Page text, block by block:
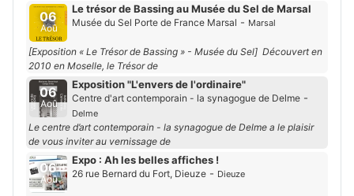
06
Aoû
Le trésor de Bassing au Musée du Sel de Marsal
Musée du Sel Porte de France Marsal - Marsal
[Exposition « Le Trésor de Bassing » - Musée du Sel] Découvert en
2010 en Moselle, le Trésor de
06
Aoû
Exposition "L'envers de l'ordinaire"
Centre d'art contemporain - la synagogue de Delme -
Delme
Le centre d’art contemporain - la synagogue de Delme a le plaisir
de vous inviter au vernissage de
06
Aoû
Expo : Ah les belles affiches !
26 rue Bernard du Fort, Dieuze - Dieuze